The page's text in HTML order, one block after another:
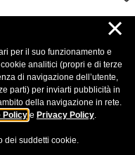
per il suo funzionamento e
analitici (propri e di terze
di navigazione dell’utente,
parti) per inviarti pubblicità in
della navigazione in rete.
Policy e Privacy Policy.
dei suddetti cookie.
×